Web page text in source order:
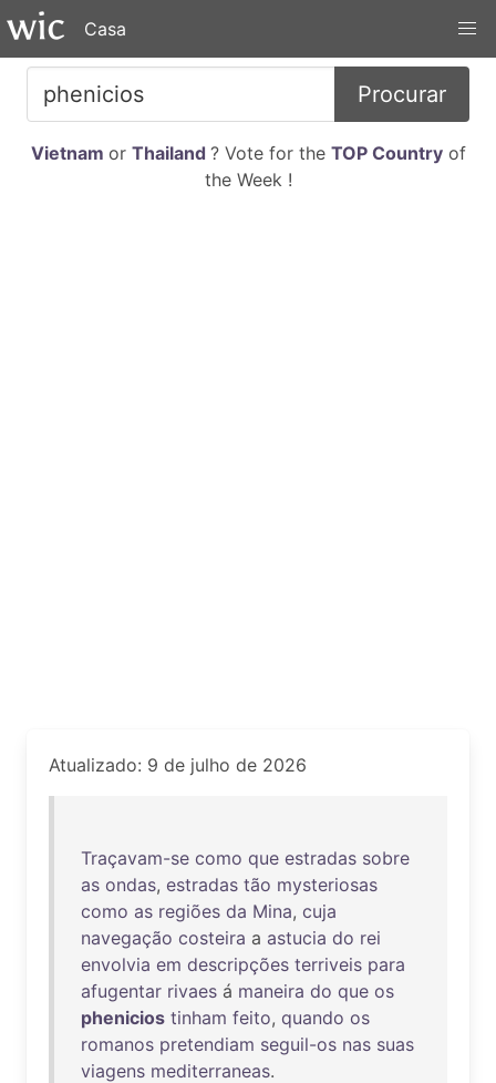
Casa
Procurar
Vietnam or Thailand ? Vote for the TOP Countryof
the Week !
Atualizado: 9 de julho de 2026
Traçavam-se como que estradas sobre
as ondas, estradas tão mysteriosas
como as regiões da Mina, cuja
navegação costeira a astucia do rei
envolvia em descripções terriveis para
afugentar rivaes á maneira do que os
phenicios tinham feito, quando os
romanos pretendiam seguil-os nas suas
viagens mediterraneas.